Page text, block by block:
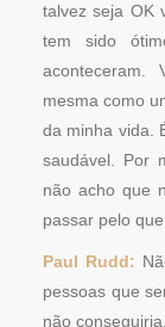
talvez seja OK
tem sido
aconteceram.
mesma como
da minha vida.
saudável. Por
não acho que
passar pelo
Paul Rudd:
pessoas que
não conseguiria.